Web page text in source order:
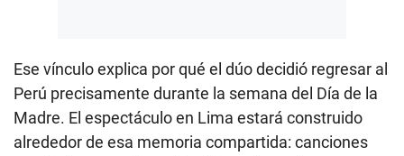
Ese vínculo explica por qué el dúo decidió regresar al
Perú precisamente durante la semana del Día de la
Madre. El espectáculo en Lima estará construido
alrededor de esa memoria compartida: canciones